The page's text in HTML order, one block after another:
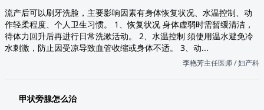
流产后可以刷牙洗脸，主要影响因素有身体恢复状况、水温控制、动
作轻柔程度、个人卫生习惯。 1、恢复状况 身体虚弱时需暂缓清洁，
待体力回升后再进行日常洗漱活动。 2、水温控制 须使用温水避免冷
水刺激，防止因受凉导致血管收缩或身体不适。 3、动...
李艳芳主任医师 / 妇产科
甲状旁腺怎么治